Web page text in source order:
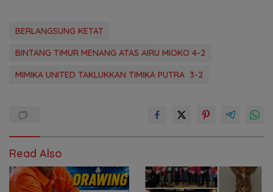
BERLANGSUNG KETAT
BINTANG TIMUR MENANG ATAS AIRU MIOKO 4-2
MIMIKA UNITED TAKLUKKAN TIMIKA PUTRA 3-2
Read Also